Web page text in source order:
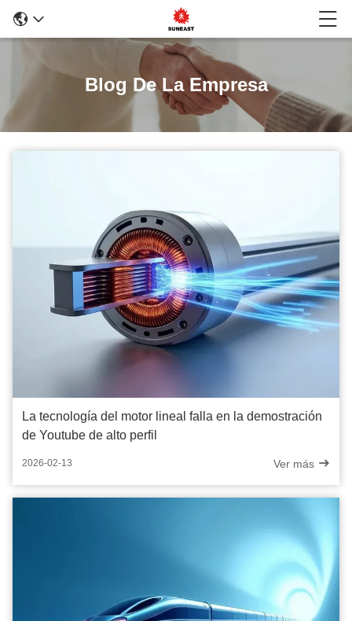
Blog De La Empresa
La tecnología del motor lineal falla en la demostración
de Youtube de alto perfil
2026-02-13 Ver más